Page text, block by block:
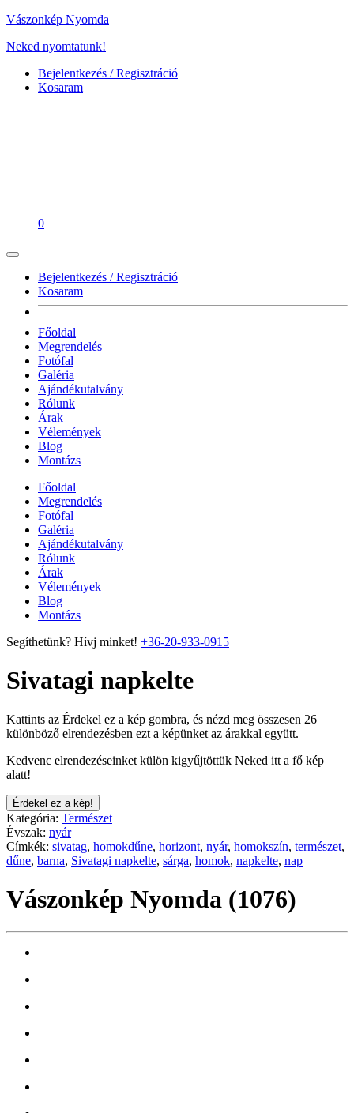
Vászonkép Nyomda
Neked nyomtatunk!
Bejelentkezés / Regisztráció
Kosaram
0
Bejelentkezés / Regisztráció
Kosaram
Főoldal
Megrendelés
Fotófal
Galéria
Ajándékutalvány
Rólunk
Árak
Vélemények
Blog
Montázs
Főoldal
Megrendelés
Fotófal
Galéria
Ajándékutalvány
Rólunk
Árak
Vélemények
Blog
Montázs
Segíthetünk? Hívj minket! +36-20-933-0915
Sivatagi napkelte
Kattints az Érdekel ez a kép gombra, és nézd meg összesen 26
különböző elrendezésben ezt a képünket az árakkal együtt.
Kedvenc elrendezéseinket külön kigyűjtöttük Neked itt a fő kép
alatt!
Érdekel ez a kép!
Kategória: Természet
Évszak: nyár
Címkék: sivatag, homokdűne, horizont, nyár, homokszín, természet,
dűne, barna, Sivatagi napkelte, sárga, homok, napkelte, nap
Vászonkép Nyomda (1076)